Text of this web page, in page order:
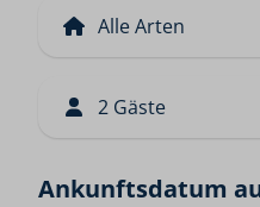
2 Gäste
Ankunftsdatum